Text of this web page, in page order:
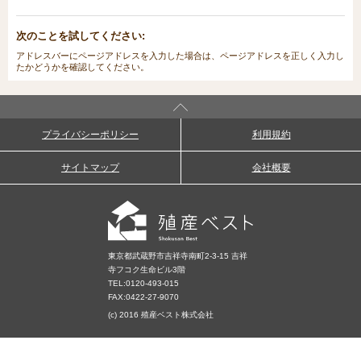
次のことを試してください:
アドレスバーにページアドレスを入力した場合は、ページアドレスを正しく入力し
たかどうかを確認してください。
プライバシーポリシー 利用規約
サイトマップ 会社概要
東京都武蔵野市吉祥寺南町2-3-15 吉祥
寺フコク生命ビル3階
TEL:0120-493-015
FAX:0422-27-9070
(c) 2016 殖産ベスト株式会社